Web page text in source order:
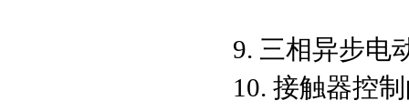
9. 三相异步电
10. 接触器控